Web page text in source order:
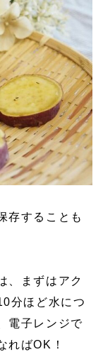
存することも
、まずはアク
分ほど水につ
電子レンジで
ればOK！